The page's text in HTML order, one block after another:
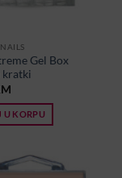
Gel Box
kratki
U KORPU